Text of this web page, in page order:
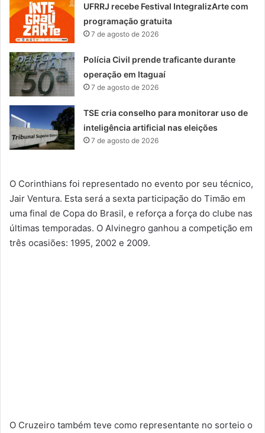
UFRRJ recebe Festival IntegralizArte com
programação gratuita
7 de agosto de 2026
Polícia Civil prende traficante durante
operação em Itaguaí
7 de agosto de 2026
TSE cria conselho para monitorar uso de
inteligência artificial nas eleições
7 de agosto de 2026
O Corinthians foi representado no evento por seu técnico,
Jair Ventura. Esta será a sexta participação do Timão em
uma final de Copa do Brasil, e reforça a força do clube nas
últimas temporadas. O Alvinegro ganhou a competição em
três ocasiões: 1995, 2002 e 2009.
O Cruzeiro também teve como representante no sorteio o